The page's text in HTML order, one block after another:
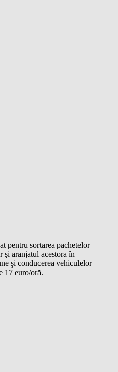
pentru sortarea pachetelor
şi aranjatul acestora în
şi conducerea vehiculelor
17 euro/oră.